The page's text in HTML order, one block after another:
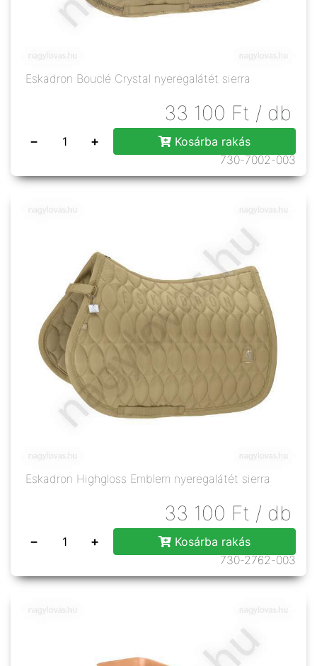
Eskadron Bouclé Crystal nyeregalátét sierra
33 100 Ft / db
− +
Kosárba rakás
730-7002-003
Eskadron Highgloss Emblem nyeregalátét sierra
33 100 Ft / db
− +
Kosárba rakás
730-2762-003